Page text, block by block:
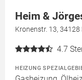
Heim &
Kronenstr. 13,
4.7
HEIZUNG